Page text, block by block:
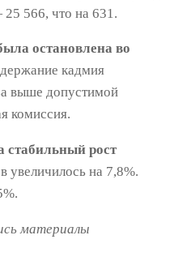
566, что на 631.
остановлена во
кадмия
выше допустимой
комиссия.
стабильный рост
увеличилось на 7,8%.
материалы